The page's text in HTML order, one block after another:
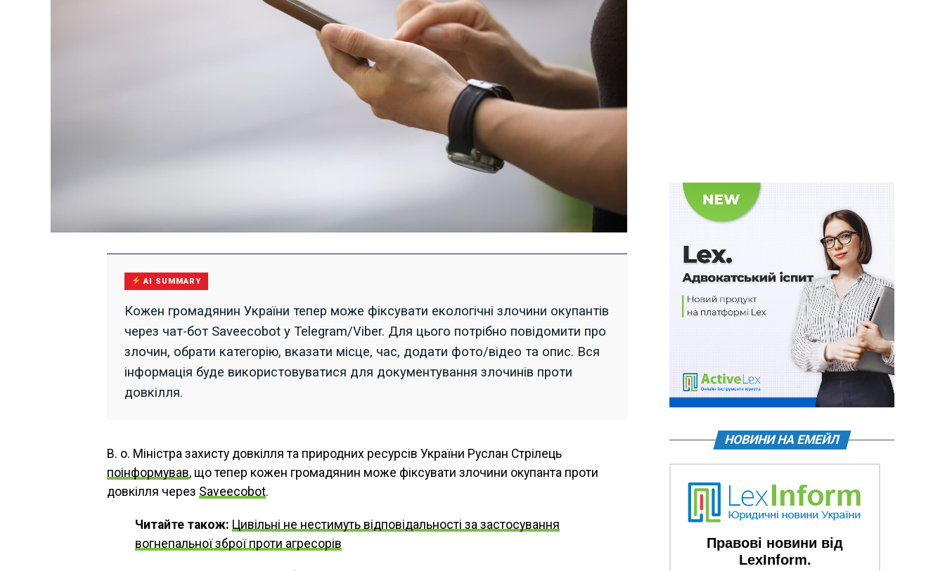
AI SUMMARY
Кожен громадянин України тепер може фіксувати екологічні злочини окупантів
через чат-бот Saveecobot у Telegram/Viber. Для цього потрібно повідомити про
злочин, обрати категорію, вказати місце, час, додати фото/відео та опис. Вся
інформація буде використовуватися для документування злочинів проти
довкілля.
В. о. Міністра захисту довкілля та природних ресурсів України Руслан Стрілець
поінформував, що тепер кожен громадянин може фіксувати злочини окупанта проти
довкілля через Saveecobot.
Читайте також: Цивільні не нестимуть відповідальності за застосування
вогнепальної зброї проти агресорів
НОВИНИ НА ЕМЕЙЛ
Правові новини від
LexInform.